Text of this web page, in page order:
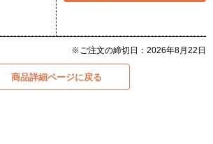
※ご注文の締切日：2026年8月22日
商品詳細ページに戻る